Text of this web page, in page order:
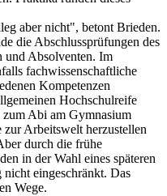
aber nicht", betont Brieden.
die Abschlussprüfungen des
und Absolventen. Im
fachwissenschaftliche
Kompetenzen
Hochschulreife
zum Abi am Gymnasium
zur Arbeitswelt herzustellen
durch die frühe
in der Wahl eines späteren
nicht eingeschränkt. Das
Wege.